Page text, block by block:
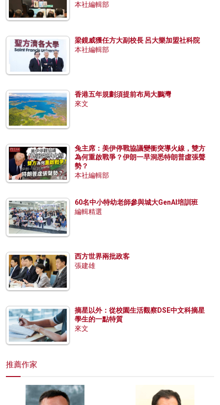
本社編輯部
梁鏡威獲任方大副校長 呂大樂加盟社科院
本社編輯部
香港五年規劃須提前布局大鵬灣
來文
兔主席：美伊停戰協議變衝突導火線，雙方
為何重啟戰爭？伊朗一早洞悉特朗普虛張聲
勢？
本社編輯部
60名中小特幼老師參與城大GenAI培訓班
編輯精選
西方世界兩批政客
張建雄
摘星以外：從校園生活觀察DSE中文科摘星
學生的一點特質
來文
推薦作家